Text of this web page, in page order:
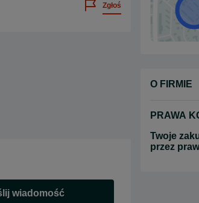
Zgłoś
wiadomość
O FIRMIE
PRAWA
Twoje
przez